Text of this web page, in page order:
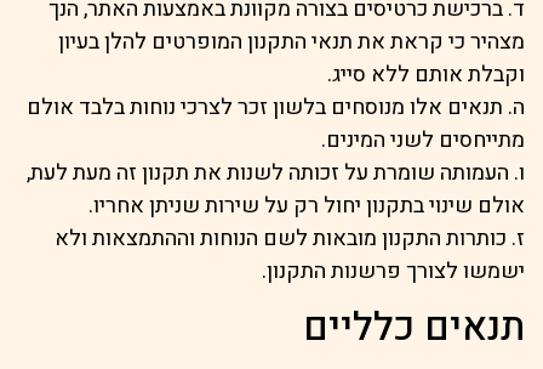
ד. ברכישת כרטיסים בצורה מקוונת באמצעות האתר, הנך
מצהיר כי קראת את תנאי התקנון המופרטים להלן בעיון
וקבלת אותם ללא סייג.
ה. תנאים אלו מנוסחים בלשון זכר לצרכי נוחות בלבד אולם
מתייחסים לשני המינים.
ו. העמותה שומרת על זכותה לשנות את תקנון זה מעת לעת,
אולם שינוי בתקנון יחול רק על שירות שניתן אחריו.
ז. כותרות התקנון מובאות לשם הנוחות וההתמצאות ולא
ישמשו לצורך פרשנות התקנון.
תנאים כלליים